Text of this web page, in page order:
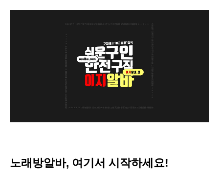
노래방알바, 여기서 시작하세요!